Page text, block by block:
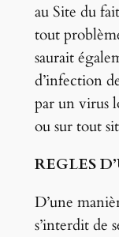
au Site du
tout
saurait
d’infection
par un virus
ou sur tout
REGLES
D’une
s’interdit de